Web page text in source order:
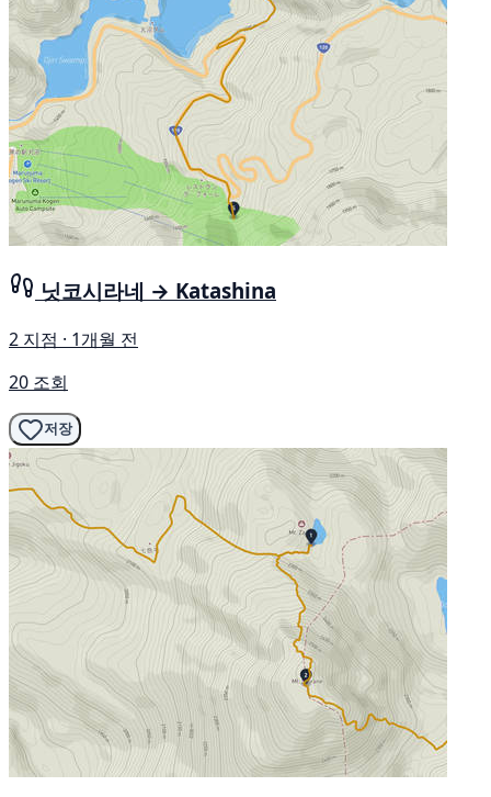
닛코시라네 → Katashina
2 지점 · 1개월 전
20 조회
저장